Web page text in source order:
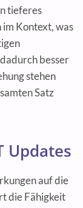
tieferes
Kontext, was
besser
stehen
Satz
Updates
auf die
die Fähigkeit